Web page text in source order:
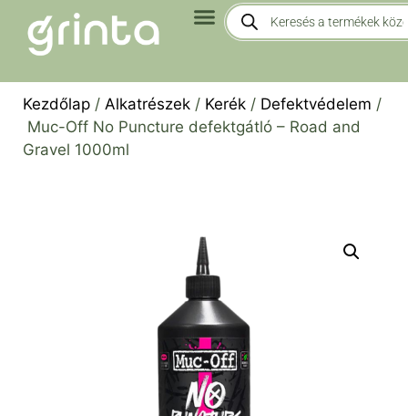
Kezdőlap / Alkatrészek / Kerék / Defektvédelem /
Muc-Off No Puncture defektgátló – Road and
Gravel 1000ml